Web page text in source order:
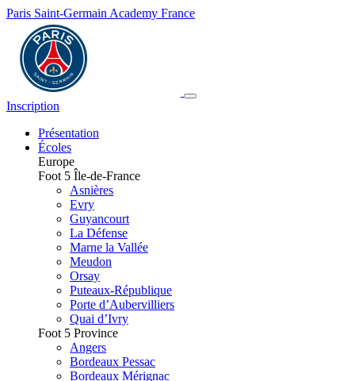
Paris Saint-Germain Academy France
Inscription
Présentation
Écoles
Europe
Foot 5 Île-de-France
Asnières
Evry
Guyancourt
La Défense
Marne la Vallée
Meudon
Orsay
Puteaux-République
Porte d’Aubervilliers
Quai d’Ivry
Foot 5 Province
Angers
Bordeaux Pessac
Bordeaux Mérignac